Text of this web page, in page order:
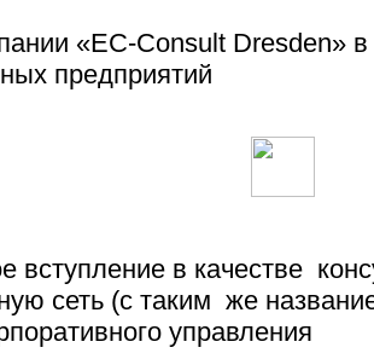
«EC-Consult Dresden» в
предприятий
вступление в качестве
сеть (с таким же
управления